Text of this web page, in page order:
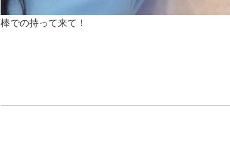
棒での持って来て！